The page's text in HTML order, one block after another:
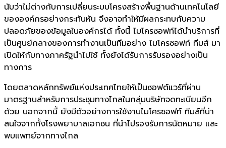
นับว่าไม่ต่างกับการเปลี่ยนระบบโครงสร้างพื้นฐานด้านเทคโนโลยี
ขององค์กรอย่างกระทันหัน จึงอาจทำให้มีผลกระทบกับความ
ปลอดภัยของข้อมูลในองค์กรได้ ทั้งนี้ ไมโครซอฟท์ได้นำบริการที่
เป็นศูนย์กลางของการทำงานเป็นทีมอย่าง ไมโครซอฟท์ ทีมส์ มา
เปิดให้กับทางภาครัฐนำไปใช้ ทั้งยังได้รับการรับรองอย่างเป็น
ทางการ
โดยตลาดหลักทรัพย์แห่งประเทศไทยให้เป็นซอฟต์แวร์ที่ผ่าน
มาตรฐานสำหรับการประชุมทางไกลในกลุ่มบริษัทจดทะเบียนอีก
ด้วย นอกจากนี้ ยังมีตัวอย่างการใช้งานไมโครซอฟท์ ทีมส์ที่น่า
สนใจจากทั้งโรงพยาบาลเอกชน ที่นำไปรองรับการนัดหมาย และ
พบแพทย์จากทางไกล